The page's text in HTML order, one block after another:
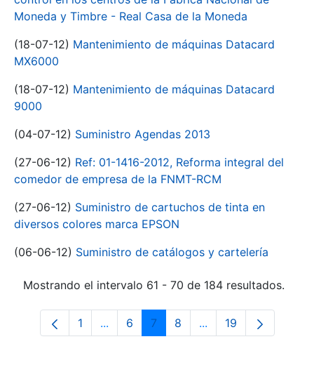
Moneda y Timbre - Real Casa de la Moneda
(18-07-12) Mantenimiento de máquinas Datacard
MX6000
(18-07-12) Mantenimiento de máquinas Datacard
9000
(04-07-12) Suministro Agendas 2013
(27-06-12) Ref: 01-1416-2012, Reforma integral del
comedor de empresa de la FNMT-RCM
(27-06-12) Suministro de cartuchos de tinta en
diversos colores marca EPSON
(06-06-12) Suministro de catálogos y cartelería
Mostrando el intervalo 61 - 70 de 184 resultados.
Página
1 ...Páginas intermedias Use TAB para
Página
6 Página
7 Página
8 ...Páginas intermedias
Página
19